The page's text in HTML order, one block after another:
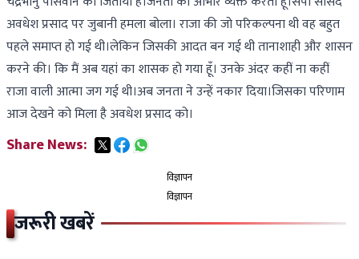
अवधेश प्रसाद पर जुबानी हमला बोला। राजा की जो परिकल्पना थी वह बहुत
पहले समाप्त हो गई थी।लेकिन जिसकी आदत बन गई थी तानाशाही और शासन
करने की। कि मैं अब यहां का शासक हो गया हूँ। उनके अंदर कहीं ना कहीं
राजा वाली आत्मा जग गई थी।अब जनता ने उन्हें नकार दिया।जिसका परिणाम
आज देखने को मिला है अवधेश प्रसाद को।
Share News:
विज्ञापन
विज्ञापन
जरूरी खबरें